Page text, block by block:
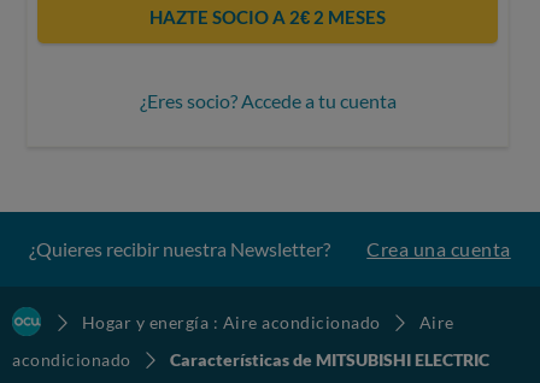
HAZTE SOCIO A 2€ 2 MESES
¿Eres socio? Accede a tu cuenta
¿Quieres recibir nuestra Newsletter? Crea una cuenta
Hogar y energía : Aire acondicionado
Aire
acondicionado
Características de MITSUBISHI ELECTRIC